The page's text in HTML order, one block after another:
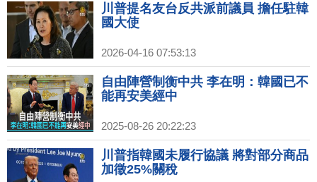
川普提名友台反共派前議員 擔任駐韓
國大使
2026-04-16 07:53:13
自由陣營制衡中共 李在明：韓國已不
能再安美經中
2025-08-26 20:22:23
川普指韓國未履行協議 將對部分商品
加徵25%關稅